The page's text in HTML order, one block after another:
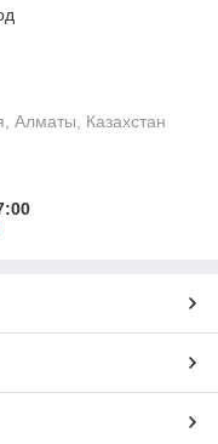
Алматы, Казахстан